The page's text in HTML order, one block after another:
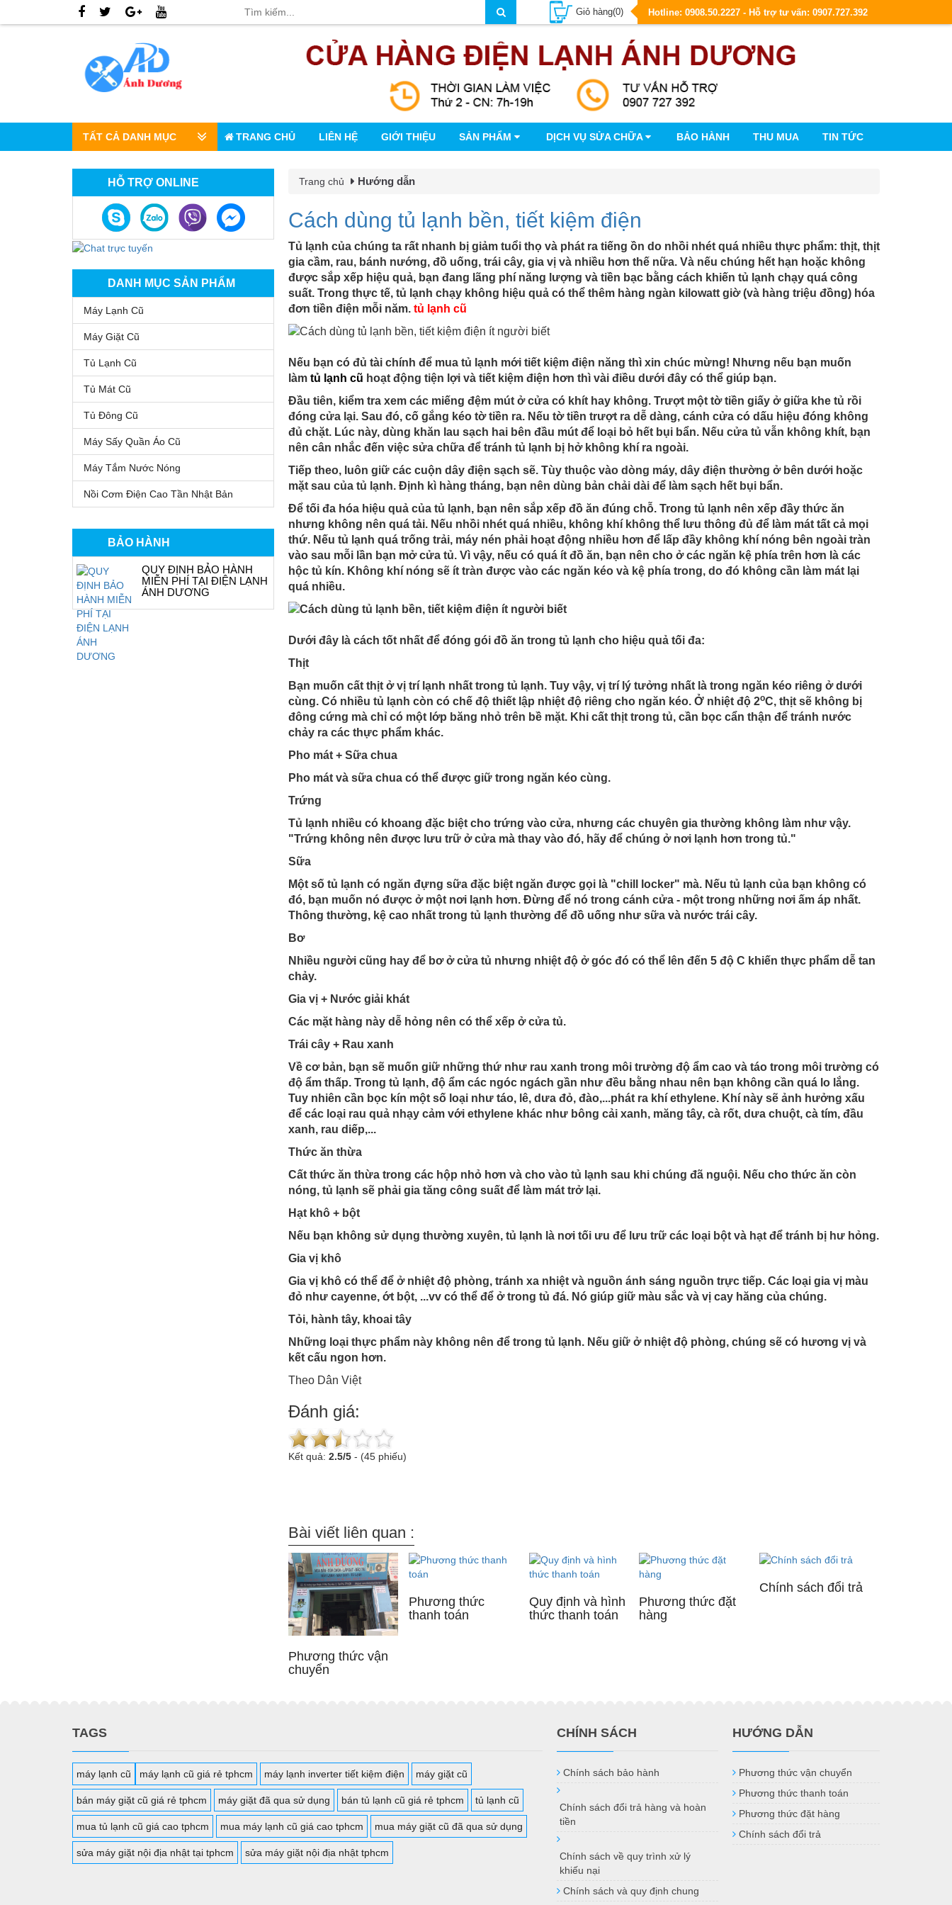
Giỏ hàng(0) Hotline: 0908.50.2227 - Hỗ trợ tư vấn: 0907.727.392
TẤT CẢ DANH MỤC TRANG CHỦ LIÊN HỆ GIỚI THIỆU SẢN PHẨM DỊCH VỤ SỬA CHỮA BẢO HÀNH THU MUA TIN TỨC
HỖ TRỢ ONLINE
DANH MỤC SẢN PHẨM
Máy Lạnh Cũ
Máy Giặt Cũ
Tủ Lạnh Cũ
Tủ Mát Cũ
Tủ Đông Cũ
Máy Sấy Quần Áo Cũ
Máy Tắm Nước Nóng
Nồi Cơm Điện Cao Tần Nhật Bản
BẢO HÀNH
QUY ĐỊNH BẢO HÀNH
MIỄN PHÍ TẠI ĐIỆN LẠNH
ÁNH DƯƠNG
Trang chủ Hướng dẫn
Cách dùng tủ lạnh bền, tiết kiệm điện
Tủ lạnh của chúng ta rất nhanh bị giảm tuổi thọ và phát ra tiếng ồn do nhồi nhét quá nhiều thực phẩm: thịt, thịt
gia cầm, rau, bánh nướng, đồ uống, trái cây, gia vị và nhiều hơn thế nữa. Và nếu chúng hết hạn hoặc không
được sắp xếp hiệu quả, bạn đang lãng phí năng lượng và tiền bạc bằng cách khiến tủ lạnh chạy quá công
suất. Trong thực tế, tủ lạnh chạy không hiệu quả có thể thêm hàng ngàn kilowatt giờ (và hàng triệu đồng) hóa
đơn tiền điện mỗi năm. tủ lạnh cũ
Nếu bạn có đủ tài chính để mua tủ lạnh mới tiết kiệm điện năng thì xin chúc mừng! Nhưng nếu bạn muốn
làm tủ lạnh cũ hoạt động tiện lợi và tiết kiệm điện hơn thì vài điều dưới đây có thể giúp bạn.
Đầu tiên, kiểm tra xem các miếng đệm mút ở cửa có khít hay không. Trượt một tờ tiền giấy ở giữa khe tủ rồi
đóng cửa lại. Sau đó, cố gắng kéo tờ tiền ra. Nếu tờ tiền trượt ra dễ dàng, cánh cửa có dấu hiệu đóng không
đủ chặt. Lúc này, dùng khăn lau sạch hai bên đầu mút để loại bỏ hết bụi bẩn. Nếu cửa tủ vẫn không khít, bạn
nên cân nhắc đến việc sửa chữa để tránh tủ lạnh bị hở không khí ra ngoài.
Tiếp theo, luôn giữ các cuộn dây điện sạch sẽ. Tùy thuộc vào dòng máy, dây điện thường ở bên dưới hoặc
mặt sau của tủ lạnh. Định kì hàng tháng, bạn nên dùng bản chải dài để làm sạch hết bụi bẩn.
Để tối đa hóa hiệu quả của tủ lạnh, bạn nên sắp xếp đồ ăn đúng chỗ. Trong tủ lạnh nên xếp đầy thức ăn
nhưng không nên quá tải. Nếu nhồi nhét quá nhiều, không khí không thể lưu thông đủ để làm mát tất cả mọi
thứ. Nếu tủ lạnh quá trống trải, máy nén phải hoạt động nhiều hơn để lấp đầy không khí nóng bên ngoài tràn
vào sau mỗi lần bạn mở cửa tủ. Vì vậy, nếu có quá ít đồ ăn, bạn nên cho ở các ngăn kệ phía trên hơn là các
hộc tủ kín. Không khí nóng sẽ ít tràn được vào các ngăn kéo và kệ phía trong, do đó không cần làm mát lại
quá nhiều.
Dưới đây là cách tốt nhất để đóng gói đồ ăn trong tủ lạnh cho hiệu quả tối đa:
Thịt
Bạn muốn cất thịt ở vị trí lạnh nhất trong tủ lạnh. Tuy vậy, vị trí lý tưởng nhất là trong ngăn kéo riêng ở dưới
cùng. Có nhiều tủ lạnh còn có chế độ thiết lập nhiệt độ riêng cho ngăn kéo. Ở nhiệt độ 2oC, thịt sẽ không bị
đông cứng mà chỉ có một lớp băng nhỏ trên bề mặt. Khi cất thịt trong tủ, cần bọc cẩn thận để tránh nước
chảy ra các thực phẩm khác.
Pho mát + Sữa chua
Pho mát và sữa chua có thể được giữ trong ngăn kéo cùng.
Trứng
Tủ lạnh nhiều có khoang đặc biệt cho trứng vào cửa, nhưng các chuyên gia thường không làm như vậy.
"Trứng không nên được lưu trữ ở cửa mà thay vào đó, hãy để chúng ở nơi lạnh hơn trong tủ."
Sữa
Một số tủ lạnh có ngăn đựng sữa đặc biệt ngăn được gọi là "chill locker" mà. Nếu tủ lạnh của bạn không có
đó, bạn muốn nó được ở một nơi lạnh hơn. Đừng để nó trong cánh cửa - một trong những nơi ấm áp nhất.
Thông thường, kệ cao nhất trong tủ lạnh thường để đồ uống như sữa và nước trái cây.
Bơ
Nhiều người cũng hay để bơ ở cửa tủ nhưng nhiệt độ ở góc đó có thể lên đến 5 độ C khiến thực phẩm dễ tan
chảy.
Gia vị + Nước giải khát
Các mặt hàng này dễ hỏng nên có thể xếp ở cửa tủ.
Trái cây + Rau xanh
Về cơ bản, bạn sẽ muốn giữ những thứ như rau xanh trong môi trường độ ẩm cao và táo trong môi trường có
độ ẩm thấp. Trong tủ lạnh, độ ẩm các ngóc ngách gần như đều bằng nhau nên bạn không cần quá lo lắng.
Tuy nhiên cần bọc kín một số loại như táo, lê, dưa đỏ, đào,...phát ra khí ethylene. Khí này sẽ ảnh hưởng xấu
để các loại rau quả nhạy cảm với ethylene khác như bông cải xanh, măng tây, cà rốt, dưa chuột, cà tím, đầu
xanh, rau diếp,...
Thức ăn thừa
Cất thức ăn thừa trong các hộp nhỏ hơn và cho vào tủ lạnh sau khi chúng đã nguội. Nếu cho thức ăn còn
nóng, tủ lạnh sẽ phải gia tăng công suất để làm mát trở lại.
Hạt khô + bột
Nếu bạn không sử dụng thường xuyên, tủ lạnh là nơi tối ưu để lưu trữ các loại bột và hạt để tránh bị hư hỏng.
Gia vị khô
Gia vị khô có thể để ở nhiệt độ phòng, tránh xa nhiệt và nguồn ánh sáng nguồn trực tiếp. Các loại gia vị màu
đỏ như cayenne, ớt bột, ...vv có thể để ở trong tủ đá. Nó giúp giữ màu sắc và vị cay hăng của chúng.
Tỏi, hành tây, khoai tây
Những loại thực phẩm này không nên để trong tủ lạnh. Nếu giữ ở nhiệt độ phòng, chúng sẽ có hương vị và
kết cấu ngon hơn.
Theo Dân Việt
Đánh giá:
Kết quả: 2.5/5 - (45 phiếu)
Bài viết liên quan :
Phương thức vận
chuyển
Phương thức
thanh toán
Quy định và hình
thức thanh toán
Phương thức đặt
hàng
Chính sách đổi trả
TAGS
máy lạnh cũ máy lạnh cũ giá rẻ tphcm máy lạnh inverter tiết kiệm điện máy giặt cũ
bán máy giặt cũ giá rẻ tphcm máy giặt đã qua sử dụng bán tủ lạnh cũ giá rẻ tphcm tủ lạnh cũ
mua tủ lạnh cũ giá cao tphcm mua máy lạnh cũ giá cao tphcm mua máy giặt cũ đã qua sử dụng
sửa máy giặt nội địa nhật tại tphcm sửa máy giặt nội địa nhật tphcm
CHÍNH SÁCH
Chính sách bảo hành
Chính sách đổi trả hàng và hoàn
tiền
Chính sách về quy trình xử lý
khiếu nại
Chính sách và quy định chung
HƯỚNG DẪN
Phương thức vận chuyển
Phương thức thanh toán
Phương thức đặt hàng
Chính sách đổi trả